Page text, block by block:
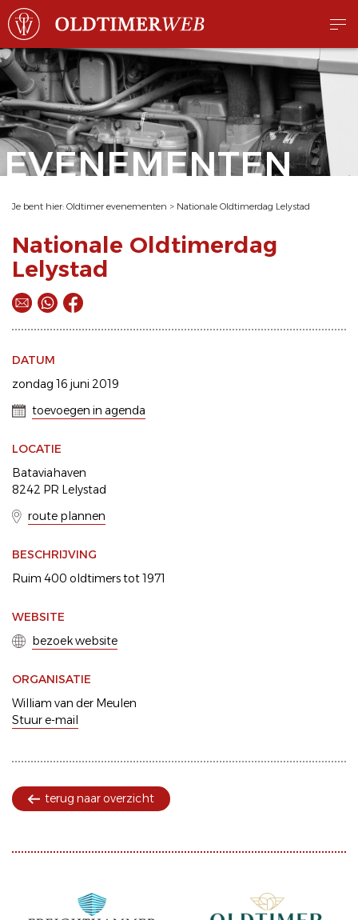
EVENEMENTEN
Je bent hier: Oldtimer evenementen > Nationale Oldtimerdag Lelystad
Nationale Oldtimerdag
Lelystad
DATUM
zondag 16 juni 2019
toevoegen in agenda
LOCATIE
Bataviahaven
8242 PR Lelystad
route plannen
BESCHRIJVING
Ruim 400 oldtimers tot 1971
WEBSITE
bezoek website
ORGANISATIE
William van der Meulen
Stuur e-mail
terug naar overzicht